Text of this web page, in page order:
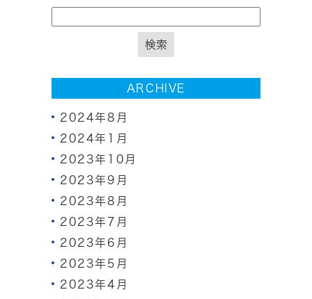
ARCHIVE
2024年8月
2024年1月
2023年10月
2023年9月
2023年8月
2023年7月
2023年6月
2023年5月
2023年4月